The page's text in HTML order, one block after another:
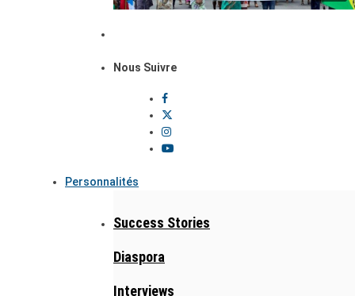
Nous Suivre
Personnalités
Success Stories
Diaspora
Interviews